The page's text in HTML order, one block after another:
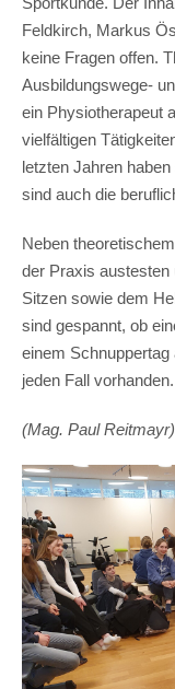
Feldkirch, Markus
keine Fragen offen.
Ausbildungswege-
ein Physiotherapeut
vielfältigen
letzten Jahren
sind auch die
Neben
der Praxis austesten
Sitzen sowie dem
sind gespannt, ob
einem
jeden Fall vorhanden.
(Mag. Paul Reitmayr)